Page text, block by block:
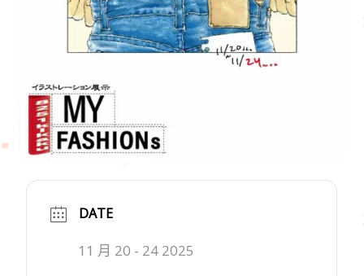
DATE
11 月 20 - 24 2025